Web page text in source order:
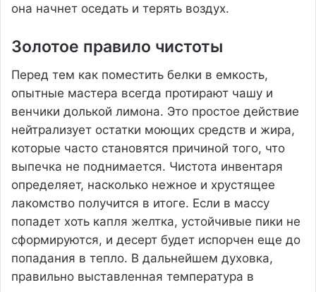
она начнет оседать и терять воздух.
Золотое правило чистоты
Перед тем как поместить белки в емкость,
опытные мастера всегда протирают чашу и
венчики долькой лимона. Это простое действие
нейтрализует остатки моющих средств и жира,
которые часто становятся причиной того, что
выпечка не поднимается. Чистота инвентаря
определяет, насколько нежное и хрустящее
лакомство получится в итоге. Если в массу
попадет хоть капля желтка, устойчивые пики не
сформируются, и десерт будет испорчен еще до
попадания в тепло. В дальнейшем духовка,
правильно выставленная температура в